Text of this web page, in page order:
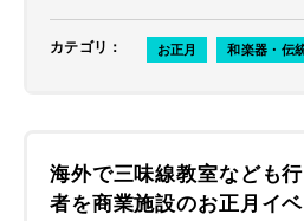
カテゴリ ： お正月 和楽器・伝
海外で三味線教室なども
者を商業施設のお正月イ